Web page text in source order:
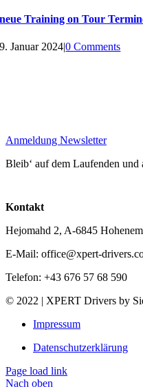
neue Training on Tour
9. Januar 2024|0 Comments
Anmeldung Newsletter
Bleib‘ auf dem Laufenden und
Kontakt
Hejomahd 2, A-6845
E-Mail: office@xpert-
Telefon: +43 676 57 68 590
© 2022 | XPERT Drivers by
Impressum
Datenschutzerklärung
Page load link
Nach oben